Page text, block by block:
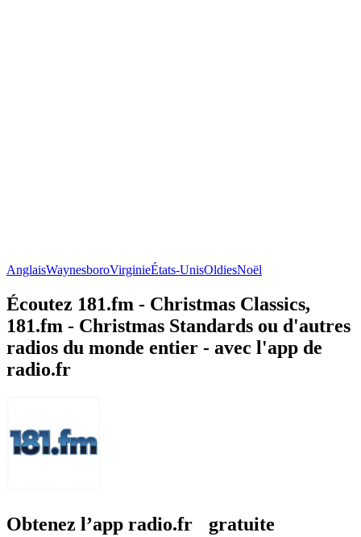
AnglaisWaynesboroVirginieÉtats-UnisOldiesNoël
Écoutez 181.fm - Christmas Classics,
181.fm - Christmas Standards ou d'autres
radios du monde entier - avec l'app de
radio.fr
Obtenez l’app radio.fr gratuite